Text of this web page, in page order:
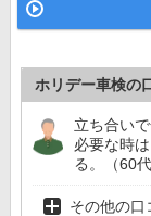
ホリデー車検の
立ち合い
必要な時
る。（60
その他の口